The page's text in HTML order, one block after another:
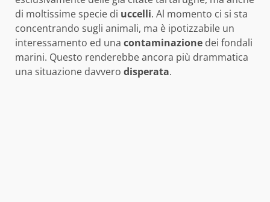
di moltissime specie di uccelli. Al momento ci si sta
concentrando sugli animali, ma è ipotizzabile un
interessamento ed una contaminazione dei fondali
marini. Questo renderebbe ancora più drammatica
una situazione davvero disperata.